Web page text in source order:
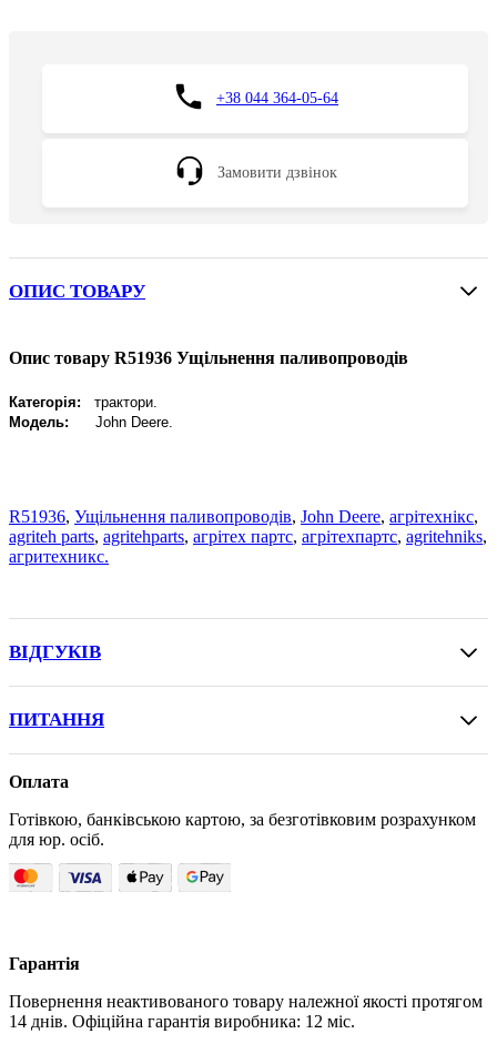
+38 044 364-05-64
Замовити дзвінок
ОПИС ТОВАРУ
Опис товару R51936 Ущільнення паливопроводів
Категорія: трактори.
Модель: John Deere.
R51936, Ущільнення паливопроводів, John Deere, агрітехнікс,
agriteh parts, agritehparts, агрітех партс, агрітехпартс, agritehniks,
агритехникс.
ВІДГУКІВ
ПИТАННЯ
Оплата
Готівкою, банківською картою, за безготівковим розрахунком
для юр. осіб.
Гарантія
Повернення неактивованого товару належної якості протягом
14 днів. Офіційна гарантія виробника: 12 міс.